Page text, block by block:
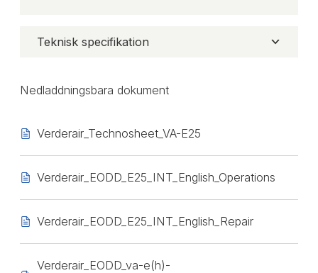
Teknisk specifikation
Nedladdningsbara dokument
Verderair_Technosheet_VA-E25
Verderair_EODD_E25_INT_English_Operations
Verderair_EODD_E25_INT_English_Repair
Verderair_EODD_va-e(h)-